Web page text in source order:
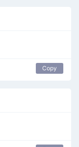
Copy